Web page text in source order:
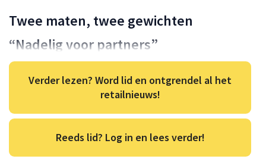
Twee maten, twee gewichten
“Nadelig voor partners”
Verder lezen? Word lid en ontgrendel al het
retailnieuws!
Reeds lid? Log in en lees verder!